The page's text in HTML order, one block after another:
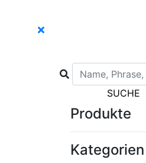
SUCHE
Produkte
Kategorien